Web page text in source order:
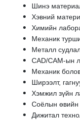
Шинэ
Хэвний
Химийн
Механик
Металл
CAD/CAM-ын
Механик
Ширээлт,
Хэмжил зүйн
Соёлын өвийн
Дижитал